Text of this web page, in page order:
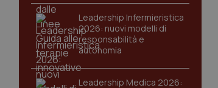
Leadership Infermieristica
2026: nuovi modelli di
responsabilità e
autonomia
Leadership Medica 2026: